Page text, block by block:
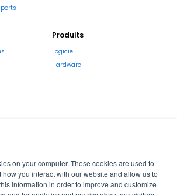
on your computer. These cookies are used to
you interact with our website and allow us to
information in order to improve and customize
Produits
Logiciel
Hardware
investissent dans votre avenir !